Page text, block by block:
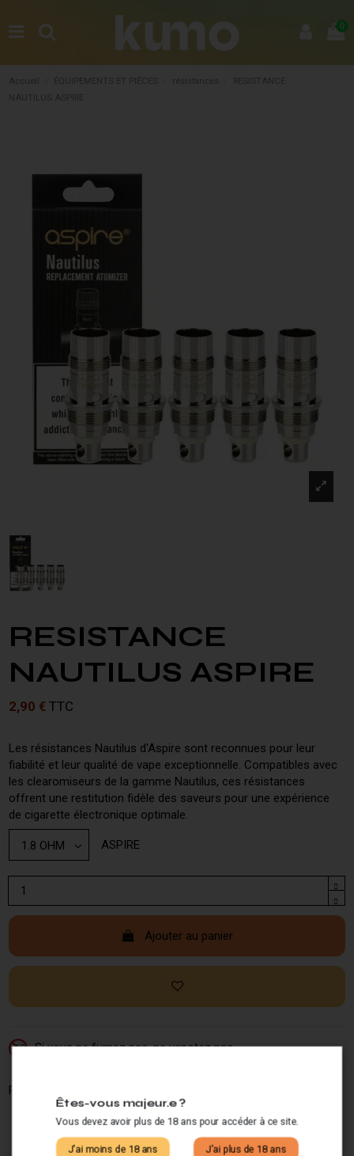
0
RESISTANCE
NAUTILUS ASPIRE
2,90 €TTC
Les résistances Nautilus d'Aspire sont reconnues pour leur
fiabilité et leur qualité de vape exceptionnelle. Compatibles avec
les clearomiseurs de la gamme Nautilus, ces résistances
offrent une restitution fidèle des saveurs pour une expérience
de cigarette électronique optimale.
ASPIRE
Ajouter au panier
-18 Si vous ne fumez pas, ne vapotez pas.
Partagez ce produit :
Êtes-vous majeur.e ?
Vous devez avoir plus de 18 ans pour accéder à ce site.
J'ai moins de 18 ans J'ai plus de 18 ans